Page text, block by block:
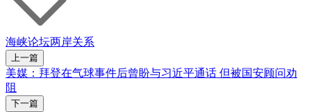
海峡论坛两岸关系
上一篇
美媒：拜登在气球事件后曾盼与习近平通话 但被国安顾问劝
阻
下一篇